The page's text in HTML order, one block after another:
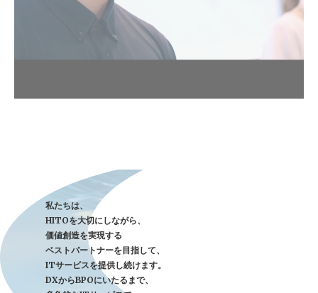
私たちは、
HITOを大切にしながら、
価値創造を実現する
ベストパートナーを目指して、
ITサービスを提供し続けます。
DXからBPOにいたるまで、